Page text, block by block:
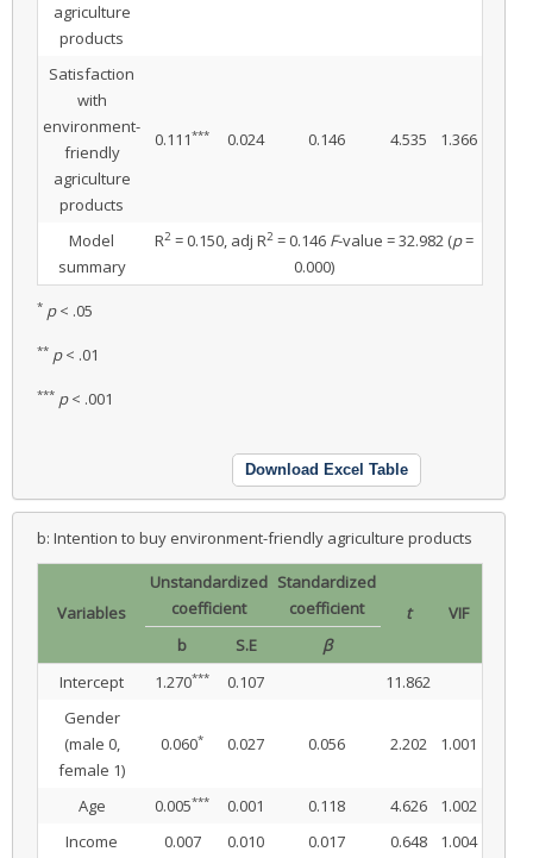
agriculture
products
Satisfaction
with
environment-
friendly
agriculture
products
0.111*** 0.024 0.146 4.535 1.366
Model
summary
R2= 0.150, adj R2= 0.146 F-value = 32.982 (p=
0.000)
* p< .05
** p< .01
*** p< .001
Download Excel Table
b: Intention to buy environment-friendly agriculture products
Variables
Unstandardized
coefficient
Standardized
coefficient
t
VIF
b
S.E
β
Intercept
1.270*** 0.107
11.862
Gender
(male 0,
female 1)
0.060* 0.027 0.056 2.202 1.001
Age 0.005*** 0.001 0.118 4.626
1.002
Income
0.007 0.010 0.017 0.648
1.004